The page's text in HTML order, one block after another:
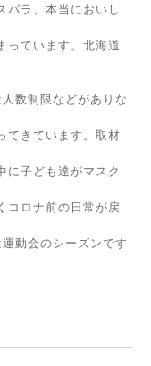
パラ、本当においし
っています。北海道
数制限などがありな
てきています。取材
に子ども達がマスク
コロナ前の日常が戻
動会のシーズンです